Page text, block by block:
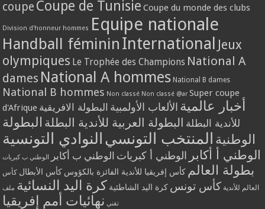
coupe Coupe de Tunisie Coupe du monde des clubs
Division d'honneur hommes Equipe nationale
Handball féminin International Jeux
olympiques Le Trophée des Champions National A
dames National A hommes National B dames
National B hommes Non classé Non classé @ar Super coupe
d'Afrique
أخبار عالمية الألعاب الأولمبية البطولة الافريقية
للأندية البطلة البطولة العربية للأندية البطلة البطولة
الوطنية المنتخب التونسي النوادي التونسية
الوطني أ أكابر الوطني أ كبريات الوطني ب أكابر الوطني ب كبريات
بطولة العالم كأس إفريقيا للأندية الفائزة بالكؤوس كأس الأبطال كأس
العالم للأندية كأس تونس كرة اليد الشاطئية كرة اليد النسائية ملف
تقني نهائيات أمم إفريقيا